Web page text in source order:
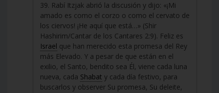
39. Rabí Itzjak abrió la discusión y dijo: «¡Mi
amado es como el corzo o como el cervato de
los ciervos! ¡He aquí que está…» (Shir
Hashirim/Cantar de los Cantares 2:9). Feliz es
Israel que han merecido esta promesa del Rey
más Elevado. Y a pesar de que están en el
exilio, el Santo, bendito sea Él, viene cada luna
nueva, cada Shabat y cada día festivo, para
buscarlos y observer Su promesa, Su deleite,